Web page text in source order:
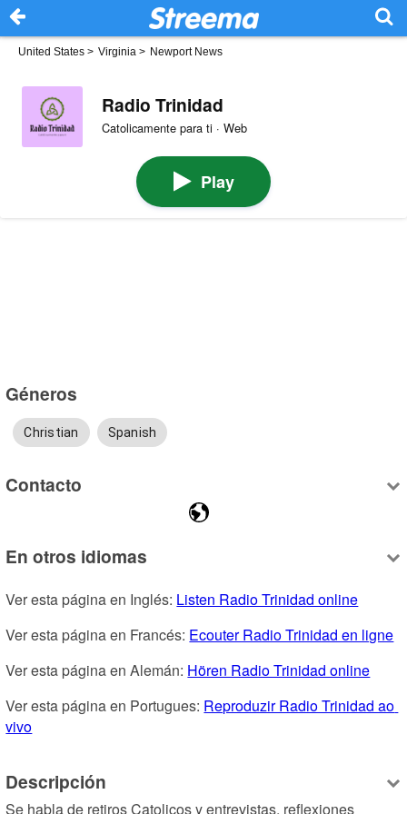
United States > Virginia > Newport News
Radio Trinidad
Catolicamente para ti · Web
Play
Géneros
Christian Spanish
Contacto
En otros idiomas
Ver esta página en Inglés: Listen Radio Trinidad online
Ver esta página en Francés: Ecouter Radio Trinidad en ligne
Ver esta página en Alemán: Hören Radio Trinidad online
Ver esta página en Portugues: Reproduzir Radio Trinidad ao
vivo
Descripción
Se habla de retiros Catolicos y entrevistas, reflexiones